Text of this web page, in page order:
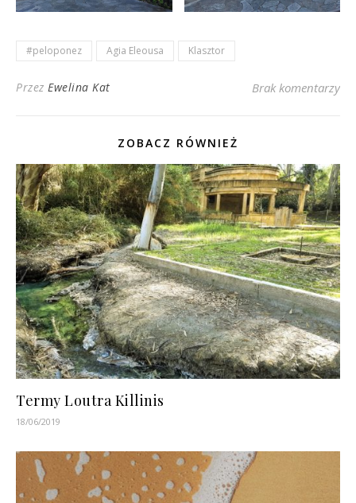
#peloponez Agia Eleousa Klasztor
Przez Ewelina Kat Brak komentarzy
ZOBACZ RÓWNIEŻ
Termy Loutra Killinis
18/06/2019